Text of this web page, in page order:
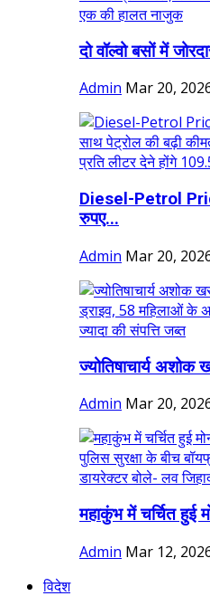
दो वॉल्वो बसों में
Admin Mar 20,
Diesel-Petrol
रुपए...
Admin Mar 20,
ज्योतिषाचार्य अशोक
Admin Mar 20,
महाकुंभ में चर्चित हुई
Admin Mar 12,
विदेश